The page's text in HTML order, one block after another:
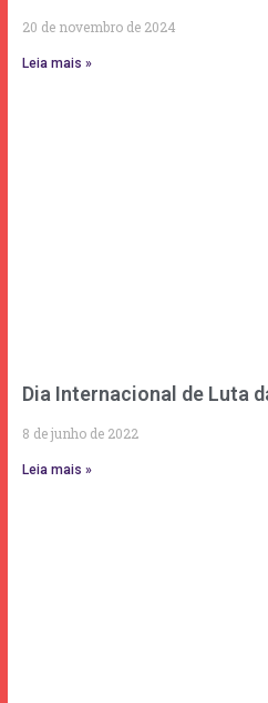
20 de novembro de 2024
Leia mais »
Dia Internacional de Luta
8 de junho de 2022
Leia mais »